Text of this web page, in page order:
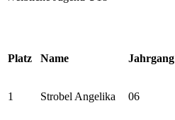
Platz Name Jahrgang
1 Strobel Angelika 06